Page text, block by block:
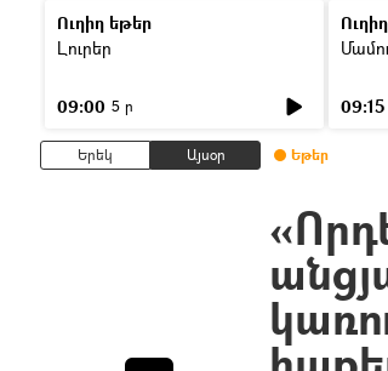
Ուղիղ եթեր
Լուրեր
09:00 5 ր 09:15
Երեկ Այսօր Եթեր